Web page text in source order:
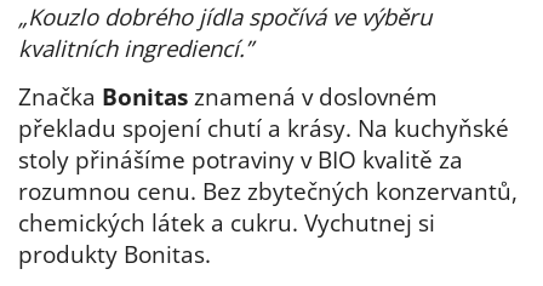
„Kouzlo dobrého jídla spočívá ve výběru
kvalitních ingrediencí.”
Značka Bonitas znamená v doslovném
překladu spojení chutí a krásy. Na kuchyňské
stoly přinášíme potraviny v BIO kvalitě za
rozumnou cenu. Bez zbytečných konzervantů,
chemických látek a cukru. Vychutnej si
produkty Bonitas.